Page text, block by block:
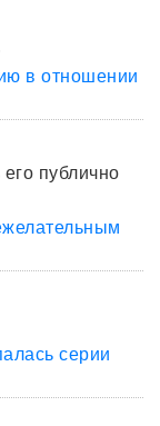
в отношении
публично
серии